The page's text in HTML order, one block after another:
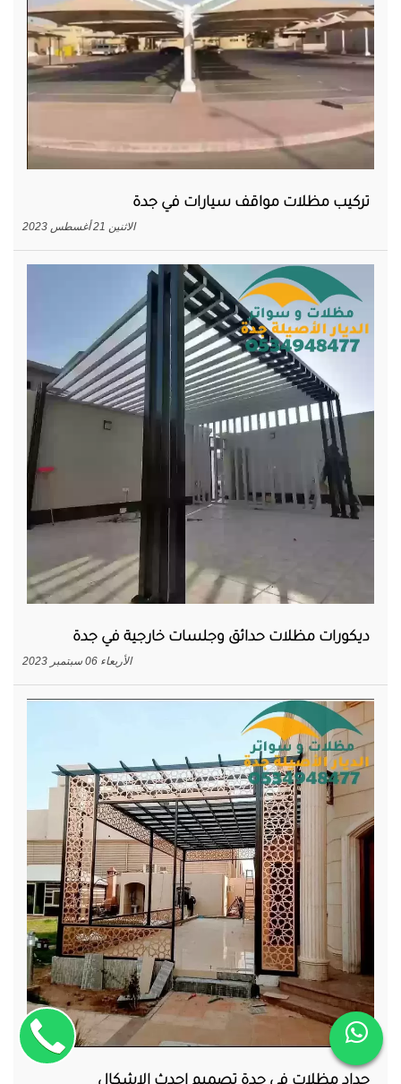
تركيب مظلات مواقف سيارات في جدة
الاثنين 21 أغسطس 2023
ديكورات مظلات حدائق وجلسات خارجية في جدة
الأربعاء 06 سبتمبر 2023